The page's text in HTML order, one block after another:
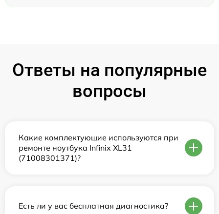
Ответы на популярные
вопросы
Какие комплектующие используются при
ремонте ноутбука Infinix XL31
(71008301371)?
Есть ли у вас бесплатная диагностика?